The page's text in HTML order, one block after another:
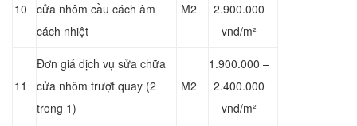
10
cửa nhôm cầu cách âm
cách nhiệt
M2
2.900.000
vnd/m²
11
Đơn giá dịch vụ sửa chữa
cửa nhôm trượt quay (2
trong 1)
M2
1.900.000 –
2.400.000
vnd/m²